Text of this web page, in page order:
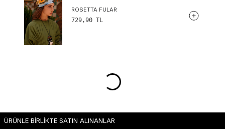
ROSETTA FULAR
729,90 TL
ÜRÜNLE BİRLİKTE SATIN ALINANLAR